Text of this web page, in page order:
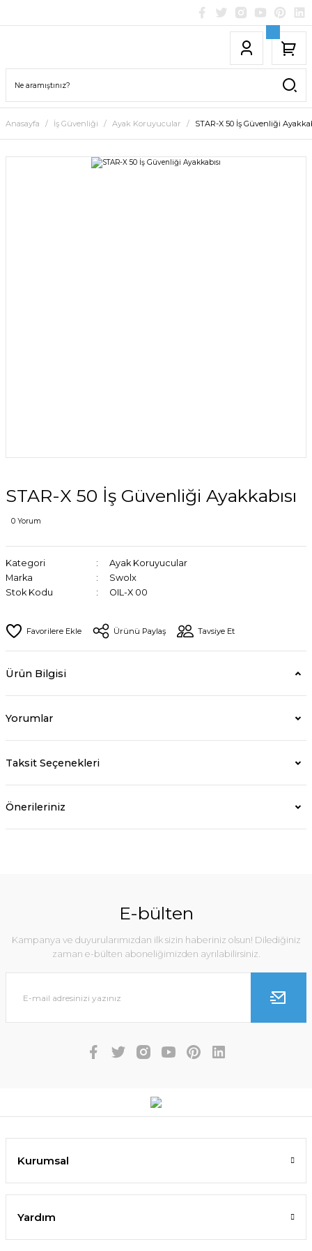
Anasayfa İş Güvenliği Ayak Koruyucular STAR-X 50 İş Güvenliği
STAR-X 50 İş Güvenliği Ayakkabısı
0 Yorum
Kategori
Ayak Koruyucular
Marka
Swolx
Stok Kodu
OIL-X 00
Ürünü Paylaş Tavsiye Et
Ürün Bilgisi
Yorumlar
Taksit Seçenekleri
Önerileriniz
E-bülten
Kampanya ve duyurularımızdan ilk sizin haberiniz olsun! Dilediğiniz
zaman e-bülten aboneliğimizden ayrılabilirsiniz.
Kurumsal
Yardım